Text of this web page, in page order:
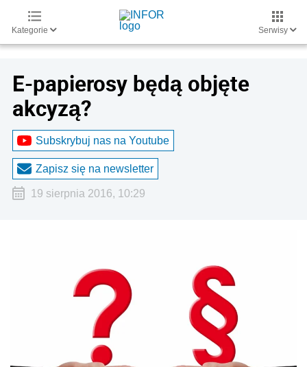
Kategorie Serwisy
E-papierosy będą objęte
akcyzą?
Subskrybuj nas na Youtube
Zapisz się na newsletter
19 sierpnia 2016, 10:29